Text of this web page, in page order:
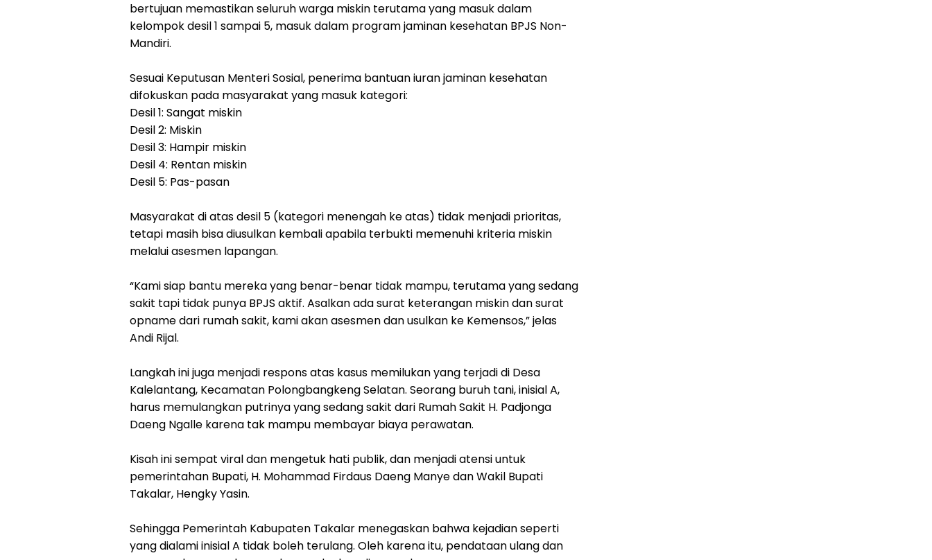
bertujuan memastikan seluruh warga miskin terutama yang masuk dalam
kelompok desil 1 sampai 5, masuk dalam program jaminan kesehatan BPJS Non-
Mandiri.
Sesuai Keputusan Menteri Sosial, penerima bantuan iuran jaminan kesehatan
difokuskan pada masyarakat yang masuk kategori:
Desil 1: Sangat miskin
Desil 2: Miskin
Desil 3: Hampir miskin
Desil 4: Rentan miskin
Desil 5: Pas-pasan
Masyarakat di atas desil 5 (kategori menengah ke atas) tidak menjadi prioritas,
tetapi masih bisa diusulkan kembali apabila terbukti memenuhi kriteria miskin
melalui asesmen lapangan.
“Kami siap bantu mereka yang benar-benar tidak mampu, terutama yang sedang
sakit tapi tidak punya BPJS aktif. Asalkan ada surat keterangan miskin dan surat
opname dari rumah sakit, kami akan asesmen dan usulkan ke Kemensos,” jelas
Andi Rijal.
Langkah ini juga menjadi respons atas kasus memilukan yang terjadi di Desa
Kalelantang, Kecamatan Polongbangkeng Selatan. Seorang buruh tani, inisial A,
harus memulangkan putrinya yang sedang sakit dari Rumah Sakit H. Padjonga
Daeng Ngalle karena tak mampu membayar biaya perawatan.
Kisah ini sempat viral dan mengetuk hati publik, dan menjadi atensi untuk
pemerintahan Bupati, H. Mohammad Firdaus Daeng Manye dan Wakil Bupati
Takalar, Hengky Yasin.
Sehingga Pemerintah Kabupaten Takalar menegaskan bahwa kejadian seperti
yang dialami inisial A tidak boleh terulang. Oleh karena itu, pendataan ulang dan